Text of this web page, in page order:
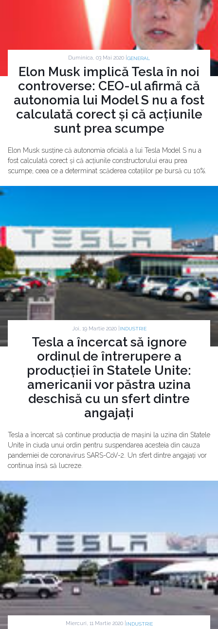
Duminica, 03 Mai 2020 | GENERAL
Elon Musk implică Tesla în noi
controverse: CEO-ul afirmă că
autonomia lui Model S nu a fost
calculată corect și că acțiunile
sunt prea scumpe
Elon Musk susține că autonomia oficială a lui Tesla Model S nu a
fost calculată corect și că acțiunile constructorului erau prea
scumpe, ceea ce a determinat scăderea cotațiilor pe bursă cu 10%.
Joi, 19 Martie 2020 | INDUSTRIE
Tesla a încercat să ignore
ordinul de întrerupere a
producției în Statele Unite:
americanii vor păstra uzina
deschisă cu un sfert dintre
angajați
Tesla a încercat să continue producția de mașini la uzina din Statele
Unite în ciuda unui ordin pentru suspendarea acesteia din cauza
pandemiei de coronavirus SARS-CoV-2. Un sfert dintre angajați vor
continua însă să lucreze.
Miercuri, 11 Martie 2020 | INDUSTRIE